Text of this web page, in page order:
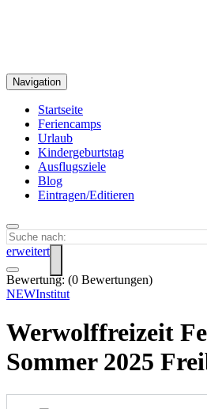
Navigation
Startseite
Feriencamps
Urlaub
Kindergeburtstag
Ausflugsziele
Blog
Eintragen/Editieren
erweitert
Bewertung: (0 Bewertungen)
NEWInstitut
Werwolffreizeit
Sommer 2025